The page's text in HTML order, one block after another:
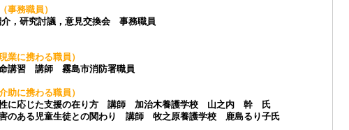
務職員）
介，研究討議，意見交換会 事務職員
に携わる職員）
講習 講師 霧島市消防署職員
助に携わる職員）
に応じた支援の在り方 講師 加治木養護学校 山之内 幹 氏
る児童生徒との関わり
講師 牧之原養護学校 鹿島るり子氏